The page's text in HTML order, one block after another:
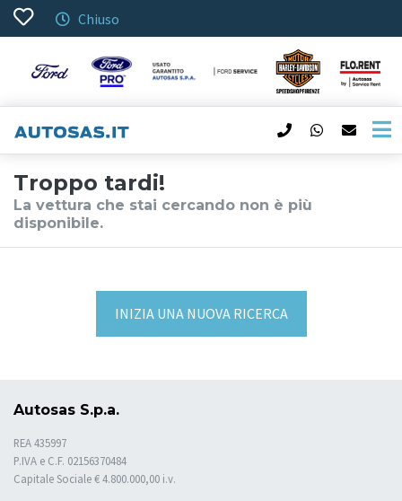
Chiuso
Troppo tardi!
La vettura che stai cercando non è più
disponibile.
INIZIA UNA NUOVA RICERCA
Autosas S.p.a.
REA 435997
P.IVA e C.F. 02156370484
Capitale Sociale € 4.800.000,00 i.v.